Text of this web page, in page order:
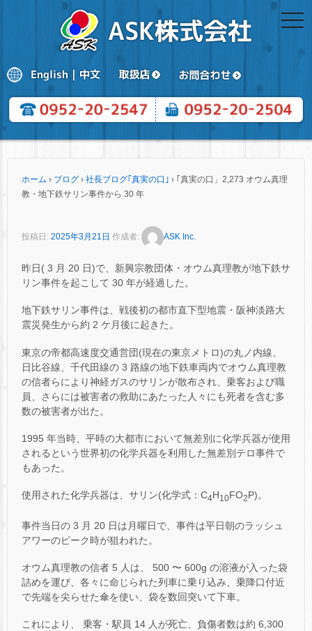
ホーム › ブログ › 社長ブログ｢真実の口｣ › ｢真実の口」2,273 オウム真理
教・地下鉄サリン事件から 30 年
投稿日: 2025年3月21日 作成者: ASK Inc.
昨日( 3 月 20 日)で、新興宗教団体・オウム真理教が地下鉄サ
リン事件を起こして 30 年が経過した。
地下鉄サリン事件は、戦後初の都市直下型地震・阪神淡路大
震災発生から約 2 ケ月後に起きた。
東京の帝都高速度交通営団(現在の東京メトロ)の丸ノ内線、
日比谷線、千代田線の 3 路線の地下鉄車両内でオウム真理教
の信者らにより神経ガスのサリンが散布され、乗客および職
員、さらには被害者の救助にあたった人々にも死者を含む多
数の被害者が出た。
1995 年当時、平時の大都市において無差別に化学兵器が使用
されるという世界初の化学兵器を利用した無差別テロ事件で
もあった。
使用された化学兵器は、サリン(化学式：C4H10FO2P)。
事件当日の 3 月 20 日は月曜日で、事件は平日朝のラッシュ
アワーのピーク時が狙われた。
オウム真理教の信者 5 人は、 500 〜 600g の溶液が入った袋
詰めを運び、各々に命じられた列車に乗り込み、乗降口付近
で先端を尖らせた傘を使い、袋を数回突いて下車。
これにより、 乗客・駅員 14 人が死亡、負傷者数は約 6,300